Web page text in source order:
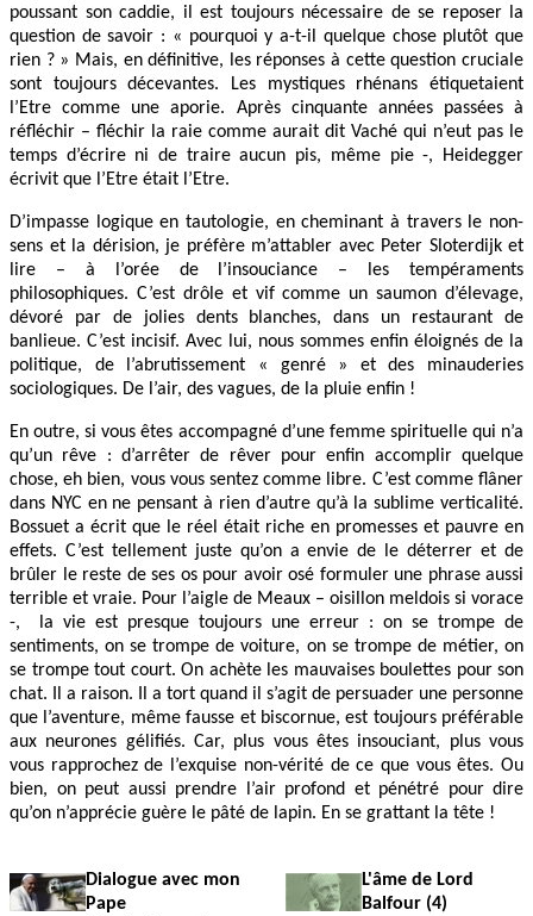
poussant son caddie, il est toujours nécessaire de se reposer la
question de savoir : « pourquoi y a-t-il quelque chose plutôt que
rien ? » Mais, en définitive, les réponses à cette question cruciale
sont toujours décevantes. Les mystiques rhénans étiquetaient
l’Etre comme une aporie. Après cinquante années passées à
réfléchir – fléchir la raie comme aurait dit Vaché qui n’eut pas le
temps d’écrire ni de traire aucun pis, même pie -, Heidegger
écrivit que l’Etre était l’Etre.
D’impasse logique en tautologie, en cheminant à travers le non-
sens et la dérision, je préfère m’attabler avec Peter Sloterdijk et
lire – à l’orée de l’insouciance – les tempéraments
philosophiques. C’est drôle et vif comme un saumon d’élevage,
dévoré par de jolies dents blanches, dans un restaurant de
banlieue. C’est incisif. Avec lui, nous sommes enfin éloignés de la
politique, de l’abrutissement « genré » et des minauderies
sociologiques. De l’air, des vagues, de la pluie enfin !
En outre, si vous êtes accompagné d’une femme spirituelle qui n’a
qu’un rêve : d’arrêter de rêver pour enfin accomplir quelque
chose, eh bien, vous vous sentez comme libre. C’est comme flâner
dans NYC en ne pensant à rien d’autre qu’à la sublime verticalité.
Bossuet a écrit que le réel était riche en promesses et pauvre en
effets. C’est tellement juste qu’on a envie de le déterrer et de
brûler le reste de ses os pour avoir osé formuler une phrase aussi
terrible et vraie. Pour l’aigle de Meaux – oisillon meldois si vorace
-, la vie est presque toujours une erreur : on se trompe de
sentiments, on se trompe de voiture, on se trompe de métier, on
se trompe tout court. On achète les mauvaises boulettes pour son
chat. Il a raison. Il a tort quand il s’agit de persuader une personne
que l’aventure, même fausse et biscornue, est toujours préférable
aux neurones gélifiés. Car, plus vous êtes insouciant, plus vous
vous rapprochez de l’exquise non-vérité de ce que vous êtes. Ou
bien, on peut aussi prendre l’air profond et pénétré pour dire
qu’on n’apprécie guère le pâté de lapin. En se grattant la tête !
Dialogue avec mon
Pape
L'âme de Lord
Balfour (4)